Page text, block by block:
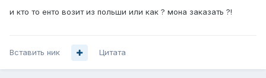
и кто то енто возит из польши или как ? мона заказать ?!
Вставить ник Цитата